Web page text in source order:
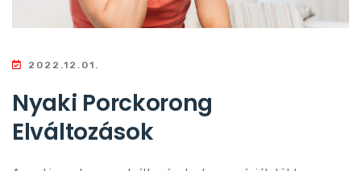
2022.12.01.
Nyaki Porckorong
Elváltozások